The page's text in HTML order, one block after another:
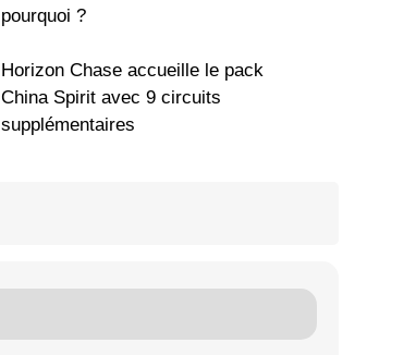
pourquoi ?
Horizon Chase accueille le pack
China Spirit avec 9 circuits
supplémentaires